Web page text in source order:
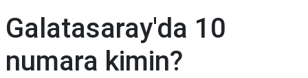
Galatasaray'da 10
numara kimin?